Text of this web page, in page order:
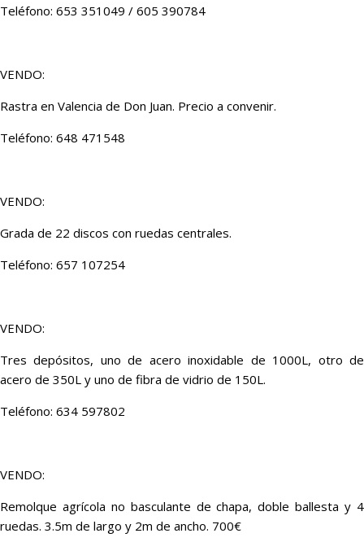
Teléfono: 653 351049 / 605 390784
VENDO:
Rastra en Valencia de Don Juan. Precio a convenir.
Teléfono: 648 471548
VENDO:
Grada de 22 discos con ruedas centrales.
Teléfono: 657 107254
VENDO:
Tres depósitos, uno de acero inoxidable de 1000L, otro de
acero de 350L y uno de fibra de vidrio de 150L.
Teléfono: 634 597802
VENDO:
Remolque agrícola no basculante de chapa, doble ballesta y 4
ruedas. 3.5m de largo y 2m de ancho. 700€